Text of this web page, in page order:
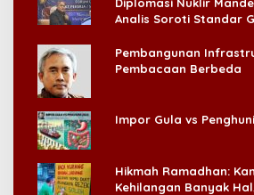
Analis Soroti Standar
Pembangunan
Pembacaan Berbeda
Impor Gula vs
Hikmah Ramadhan:
Kehilangan Banyak